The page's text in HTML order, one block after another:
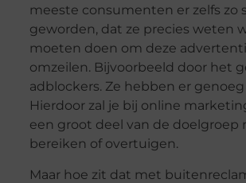
meeste consumenten er zelfs zo
geworden, dat ze precies weten
moeten doen om deze
omzeilen. Bijvoorbeeld door het
adblockers. Ze hebben er genoeg
Hierdoor zal je bij online
een groot deel van de doelgroep
bereiken of overtuigen.
Maar hoe zit dat met